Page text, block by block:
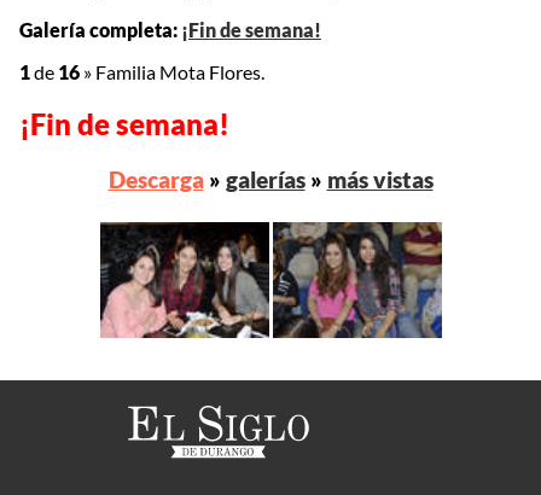
Galería completa: ¡Fin de semana!
1 de 16 » Familia Mota Flores.
¡Fin de semana!
Descarga» galerías» más vistas